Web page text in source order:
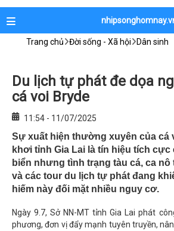
Trang chủ Đời sống - Xã hội Dân sinh
Du lịch tự phát đe dọa
cá voi Bryde
11:54 - 11/07/2025
Sự xuất hiện thường xuyên của cá
khơi tỉnh Gia Lai là tín hiệu tích
biển nhưng tình trạng tàu cá, ca nô
và các tour du lịch tự phát đang
hiếm này đối mặt nhiều nguy cơ.
Ngày 9.7, Sở NN-MT tỉnh Gia Lai phát
phương, đơn vị đẩy mạnh tuyên truyền,